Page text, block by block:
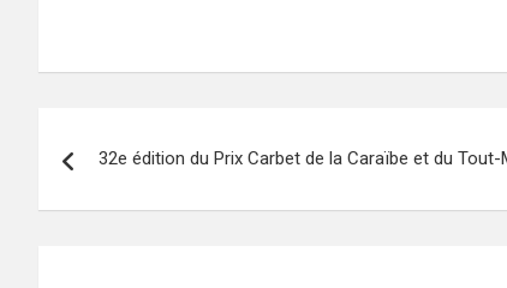
de
32e édition du Prix Carbet de la Caraïbe et du Tout-